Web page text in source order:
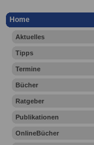
Home
Aktuelles
Tipps
Termine
Bücher
Ratgeber
Publikationen
OnlineBücher